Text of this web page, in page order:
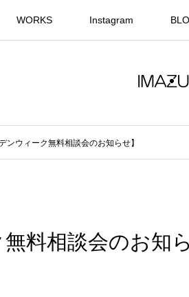
WORKS Instagram
ンウィーク無料相談会のお知らせ】
料相談会のお知